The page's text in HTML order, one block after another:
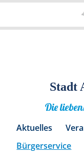
Stadt
Die
Aktuelles
Bürgerservice